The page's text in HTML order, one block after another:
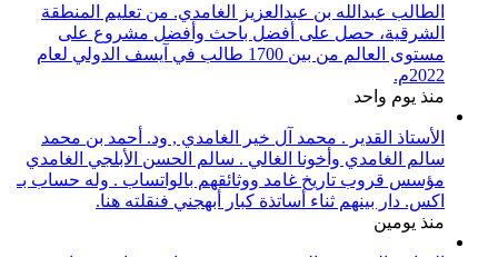
الطالب عبدالله بن عبدالعزيز الغامدي. من تعليم المنطقة
الشرقية، حصل على أفضل باحث وأفضل مشروع على
مستوى العالم من بين 1700 طالب في آيسف الدولي لعام
2022م.
منذ يوم واحد
الأستاذ القدير . محمد آل خير الغامدي , ود. أحمد بن محمد
سالم الغامدي وأخونا الغالي . سالم الحسن الأبلجي الغامدي
مؤسس قروب تاريخ غامد ووثائقهم بالواتساب . وله حساب بـ
اكس. دار بينهم ثناء أساتذة كبار أبهجني فنقلته هنا.
منذ يومين